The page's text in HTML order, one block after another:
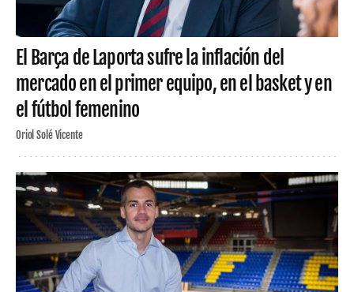
El Barça de Laporta sufre la inflación del
mercado en el primer equipo, en el basket y en
el fútbol femenino
Oriol Solé Vicente